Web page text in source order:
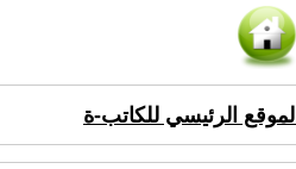
الموقع الرئيسي للكاتب-ة